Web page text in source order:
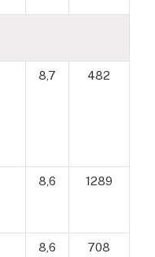
8,7 482
8,6 1289
8,6 708